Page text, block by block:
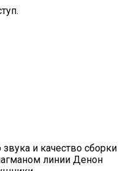
и качество сборки
линии Денон